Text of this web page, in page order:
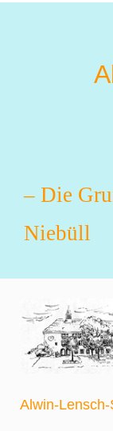
– Die
Niebüll
Alwin-